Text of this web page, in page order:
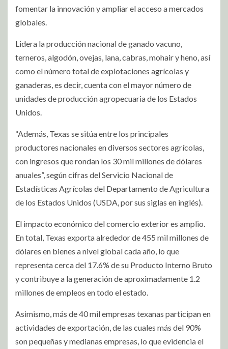
fomentar la innovación y ampliar el acceso a mercados
globales.
Lidera la producción nacional de ganado vacuno,
terneros, algodón, ovejas, lana, cabras, mohair y heno, así
como el número total de explotaciones agrícolas y
ganaderas, es decir, cuenta con el mayor número de
unidades de producción agropecuaria de los Estados
Unidos.
“Además, Texas se sitúa entre los principales
productores nacionales en diversos sectores agrícolas,
con ingresos que rondan los 30 mil millones de dólares
anuales”, según cifras del Servicio Nacional de
Estadísticas Agrícolas del Departamento de Agricultura
de los Estados Unidos (USDA, por sus siglas en inglés).
El impacto económico del comercio exterior es amplio.
En total, Texas exporta alrededor de 455 mil millones de
dólares en bienes a nivel global cada año, lo que
representa cerca del 17.6% de su Producto Interno Bruto
y contribuye a la generación de aproximadamente 1.2
millones de empleos en todo el estado.
Asimismo, más de 40 mil empresas texanas participan en
actividades de exportación, de las cuales más del 90%
son pequeñas y medianas empresas, lo que evidencia el